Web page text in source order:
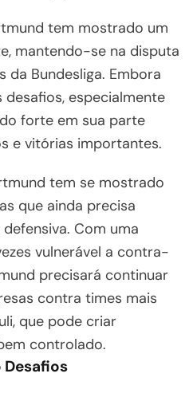
tem mostrado um
mantendo-se na disputa
da Bundesliga. Embora
especialmente
forte em sua parte
e vitórias importantes.
tem se mostrado
que ainda precisa
Com uma
vulnerável a contra-
precisará continuar
contra times mais
que pode criar
controlado.
Desafios